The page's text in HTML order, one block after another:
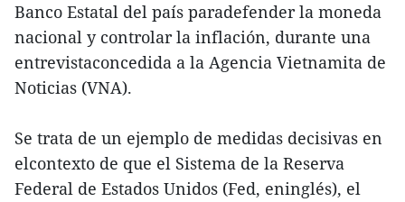
Banco Estatal del país paradefender la moneda
nacional y controlar la inflación, durante una
entrevistaconcedida a la Agencia Vietnamita de
Noticias (VNA).
Se trata de un ejemplo de medidas decisivas en
elcontexto de que el Sistema de la Reserva
Federal de Estados Unidos (Fed, eninglés), el